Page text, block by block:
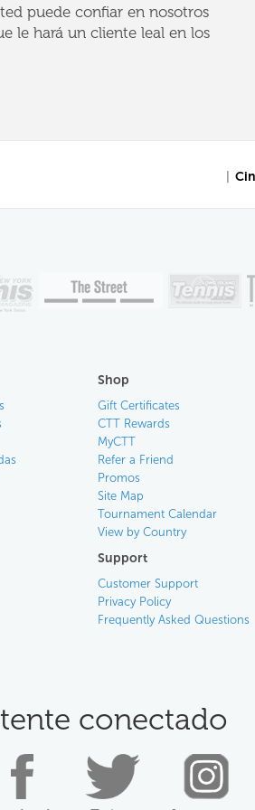
puede confiar en nosotros
le hará un cliente leal en los
Shop
Gift Certificates
CTT Rewards
MyCTT
Refer a Friend
Promos
Site Map
Tournament Calendar
View by Country
Support
Customer Support
Privacy Policy
Frequently Asked Questions
conectado